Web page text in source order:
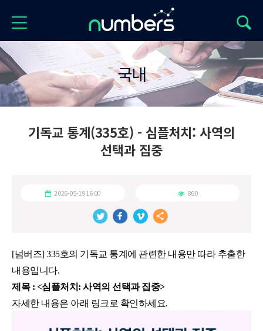
국내
기독교 통계(335호) - 심플처치: 사역의
선택과 집중
2026-05-19 16:00 860
[넘버즈] 335호의 기독교 통계에 관련한 내용만 따라 추출한
내용입니다.
제목 : <심플처치: 사역의 선택과 집중>
자세한 내용은 아래 링크로 확인하세요.